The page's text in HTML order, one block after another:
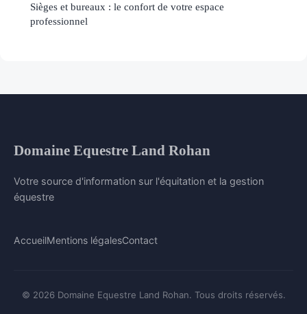
Sièges et bureaux : le confort de votre espace
professionnel
Domaine Equestre Land Rohan
Votre source d'information sur l'équitation et la gestion
équestre
AccueilMentions légalesContact
© 2026 Domaine Equestre Land Rohan. Tous droits réservés.